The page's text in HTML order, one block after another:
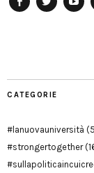
CATEGORIE
#lanuovauniversità
#strongertogether